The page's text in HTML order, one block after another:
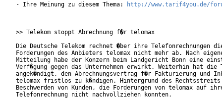
- Ihre Meinung zu diesem Thema:
http://www.tarif4you.de/
>> Telekom stoppt Abrechnung f�r telomax
Die Deutsche Telekom rechnet �ber ihre Telefonrechnungen
Forderungen des Anbieters telomax nicht mehr ab. Nach
Mitteilung habe der Konzern beim Landgericht Bonn eine
Verf�gung gegen das Unternehmen erwirkt. Weiterhin hat die
angek�ndigt, den Abrechnungsvertrag f�r Fakturierung und
telomax fristlos zu k�ndigen. Hintergrund des
Beschwerden von Kunden, die Forderungen von telomax auf
Telefonrechnung nicht nachvollziehen konnten.